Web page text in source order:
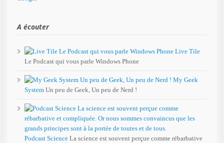
A écouter
Live Tile
Le Podcast qui vous parle Windows Phone
My Geek
System Un peu de Geek, Un peu de Nerd !
Podcast Science La science est souvent perçue comme rébarbative